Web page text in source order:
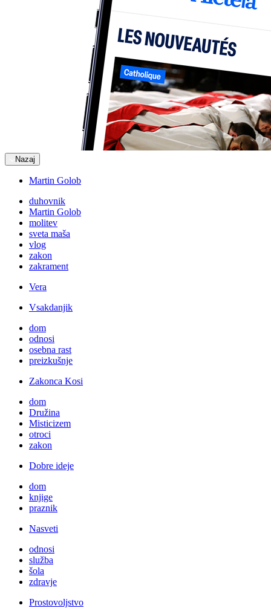
Nazaj
Martin Golob
duhovnik
Martin Golob
molitev
sveta maša
vlog
zakon
zakrament
Vera
Vsakdanjik
dom
odnosi
osebna rast
preizkušnje
Zakonca Kosi
dom
Družina
Misticizem
otroci
zakon
Dobre ideje
dom
knjige
praznik
Nasveti
odnosi
služba
šola
zdravje
Prostovoljstvo